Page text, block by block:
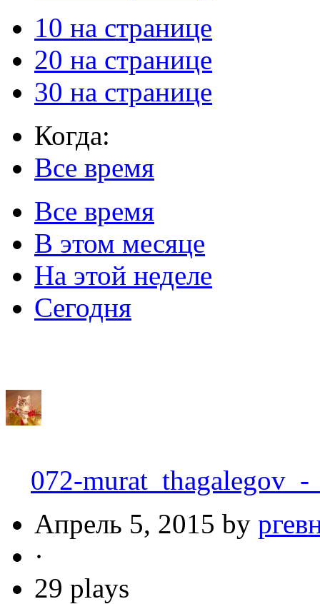
10 на странице
20 на странице
30 на странице
Когда:
Все время
Все время
В этом месяце
На этой неделе
Сегодня
072-
Апрель 5, 2015 by
·
29 plays